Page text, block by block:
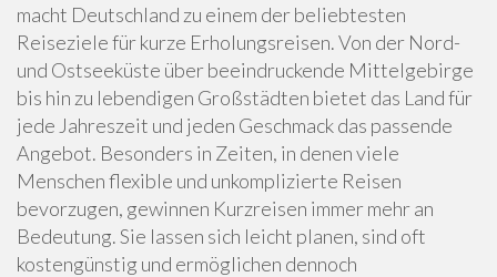
macht Deutschland zu einem der beliebtesten
Reiseziele für kurze Erholungsreisen. Von der Nord-
und Ostseeküste über beeindruckende Mittelgebirge
bis hin zu lebendigen Großstädten bietet das Land für
jede Jahreszeit und jeden Geschmack das passende
Angebot. Besonders in Zeiten, in denen viele
Menschen flexible und unkomplizierte Reisen
bevorzugen, gewinnen Kurzreisen immer mehr an
Bedeutung. Sie lassen sich leicht planen, sind oft
kostengünstig und ermöglichen dennoch